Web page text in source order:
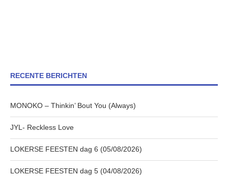
RECENTE BERICHTEN
MONOKO – Thinkin’ Bout You (Always)
JYL- Reckless Love
LOKERSE FEESTEN dag 6 (05/08/2026)
LOKERSE FEESTEN dag 5 (04/08/2026)